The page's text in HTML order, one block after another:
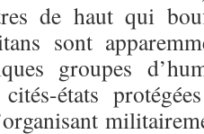
de haut qui
sont
groupes
états